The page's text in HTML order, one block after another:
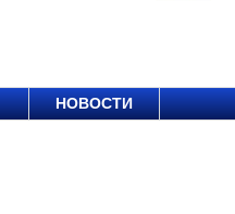
НОВОСТИ